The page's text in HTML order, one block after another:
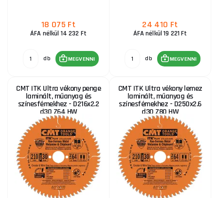
18 075 Ft
ÁFA nélkül 14 232 Ft
db MEGVENNI
24 410 Ft
ÁFA nélkül 19 221 Ft
db MEGVENNI
CMT ITK Ultra vékony penge
laminált, műanyag és
színesfémekhez - D216x2.2
d30 Z64 HW
CMT ITK Ultra vékony lemez
laminált, műanyag és
színesfémekhez - D250x2.6
d30 Z80 HW